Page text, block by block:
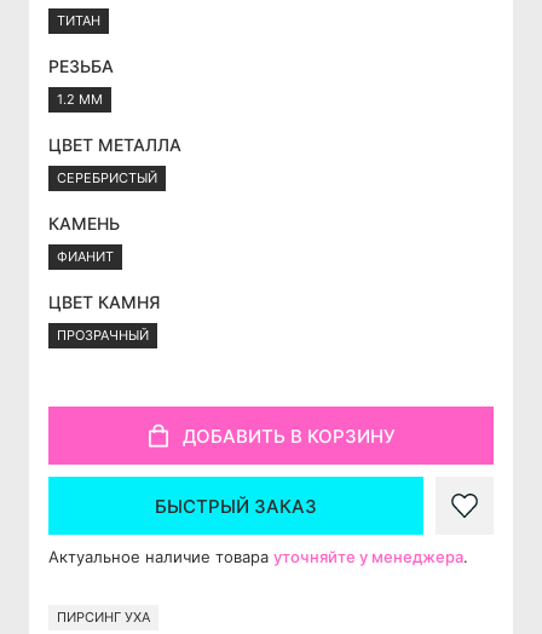
ТИТАН
РЕЗЬБА
1.2 ММ
ЦВЕТ МЕТАЛЛА
СЕРЕБРИСТЫЙ
КАМЕНЬ
ФИАНИТ
ЦВЕТ КАМНЯ
ПРОЗРАЧНЫЙ
ДОБАВИТЬ В КОРЗИНУ
БЫСТРЫЙ ЗАКАЗ
Актуальное наличие товара уточняйте у менеджера.
ПИРСИНГ УХА